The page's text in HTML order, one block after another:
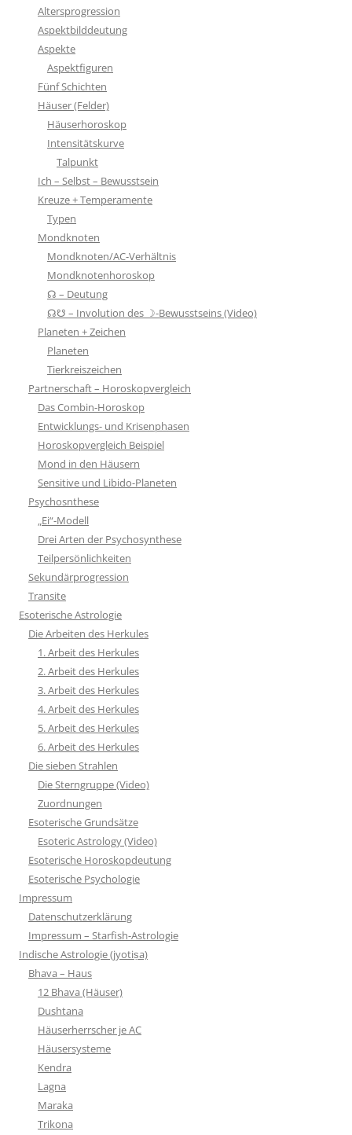
Altersprogression
Aspektbilddeutung
Aspekte
Aspektfiguren
Fünf Schichten
Häuser (Felder)
Häuserhoroskop
Intensitätskurve
Talpunkt
Ich – Selbst – Bewusstsein
Kreuze + Temperamente
Typen
Mondknoten
Mondknoten/AC-Verhältnis
Mondknotenhoroskop
☊ – Deutung
☊☋ – Involution des ☽-Bewusstseins (Video)
Planeten + Zeichen
Planeten
Tierkreiszeichen
Partnerschaft – Horoskopvergleich
Das Combin-Horoskop
Entwicklungs- und Krisenphasen
Horoskopvergleich Beispiel
Mond in den Häusern
Sensitive und Libido-Planeten
Psychosnthese
„Ei“-Modell
Drei Arten der Psychosynthese
Teilpersönlichkeiten
Sekundärprogression
Transite
Esoterische Astrologie
Die Arbeiten des Herkules
1. Arbeit des Herkules
2. Arbeit des Herkules
3. Arbeit des Herkules
4. Arbeit des Herkules
5. Arbeit des Herkules
6. Arbeit des Herkules
Die sieben Strahlen
Die Sterngruppe (Video)
Zuordnungen
Esoterische Grundsätze
Esoteric Astrology (Video)
Esoterische Horoskopdeutung
Esoterische Psychologie
Impressum
Datenschutzerklärung
Impressum – Starfish-Astrologie
Indische Astrologie (jyotiṣa)
Bhava – Haus
12 Bhava (Häuser)
Dushtana
Häuserherrscher je AC
Häusersysteme
Kendra
Lagna
Maraka
Trikona